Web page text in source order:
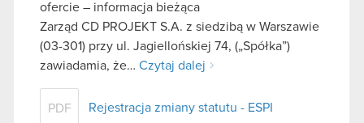
ofercie – informacja bieżąca
Zarząd CD PROJEKT S.A. z siedzibą w Warszawie
(03-301) przy ul. Jagiellońskiej 74, („Spółka”)
zawiadamia, że… Czytaj dalej
PDF Rejestracja zmiany statutu - ESPI